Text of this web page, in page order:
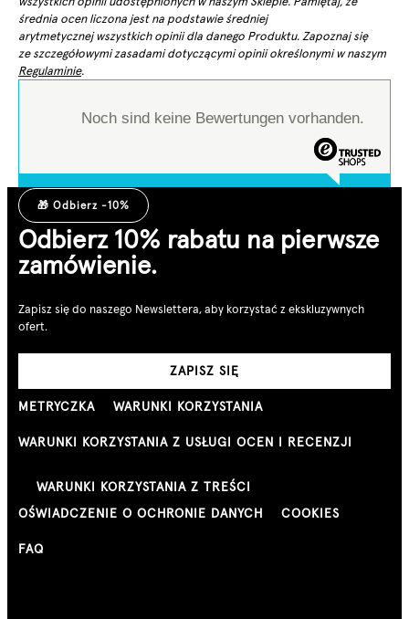
średnia ocen liczona jest na podstawie średniej
arytmetycznej wszystkich opinii dla danego Produktu. Zapoznaj się
ze szczegółowymi zasadami dotyczącymi opinii określonymi w naszym
Regulaminie.
Noch sind keine Bewertungen vorhanden.
🎁 Odbierz -10%
Odbierz 10% rabatu na pierwsze
zamówienie.
Zapisz się do naszego Newslettera, aby korzystać z ekskluzywnych
ofert.
ZAPISZ SIĘ
METRYCZKA WARUNKI KORZYSTANIA
WARUNKI KORZYSTANIA Z USŁUGI OCEN I RECENZJI
WARUNKI KORZYSTANIA Z TREŚCI
OŚWIADCZENIE O OCHRONIE DANYCH
COOKIES
FAQ